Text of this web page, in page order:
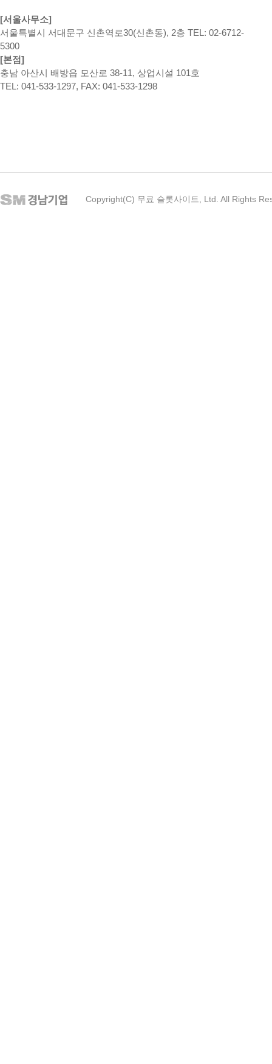
[서울사무소]
서울특별시 서대문구 신촌역로30(신촌동), 2층 TEL: 02-6712-
5300
[본점]
충남 아산시 배방읍 모산로 38-11, 상업시설 101호
TEL: 041-533-1297, FAX: 041-533-1298
Copyright(C) 무료 슬롯사이트, Ltd. All Rights